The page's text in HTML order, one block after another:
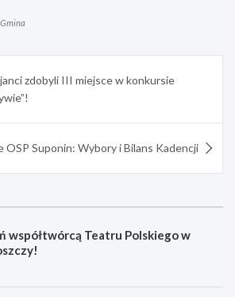
zdobyli III miejsce w konkursie
OSP Suponin: Wybory i Bilans Kadencji
współtwórcą Teatru Polskiego w